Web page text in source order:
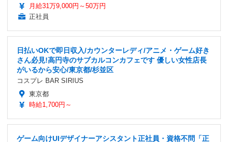
月給31万9,000円～50万円
正社員
日払いOKで即日収入/カウンターレディ/アニメ・ゲーム好き
さん必見!高円寺のサブカルコンカフェです 優しい女性店長
がいるから安心/東京都/杉並区
コスプレ BAR SIRIUS
東京都
時給1,700円～
ゲーム向けUIデザイナーアシスタント正社員・資格不問「正